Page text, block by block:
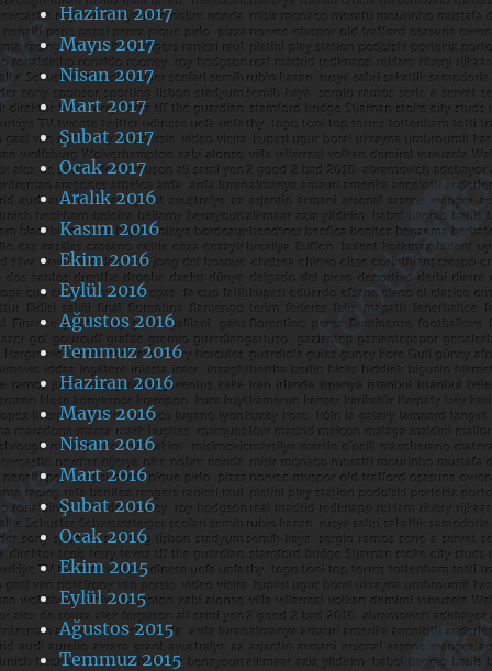
Haziran 2017
Mayıs 2017
Nisan 2017
Mart 2017
Şubat 2017
Ocak 2017
Aralık 2016
Kasım 2016
Ekim 2016
Eylül 2016
Ağustos 2016
Temmuz 2016
Haziran 2016
Mayıs 2016
Nisan 2016
Mart 2016
Şubat 2016
Ocak 2016
Ekim 2015
Eylül 2015
Ağustos 2015
Temmuz 2015